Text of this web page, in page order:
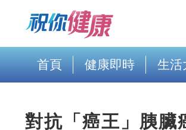
首頁 健康即時 生活
對抗「癌王」胰臟